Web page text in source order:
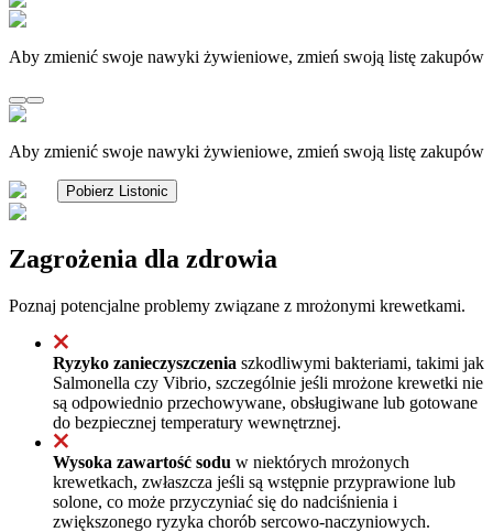
Aby zmienić swoje nawyki żywieniowe, zmień swoją listę zakupów
Aby zmienić swoje nawyki żywieniowe, zmień swoją listę zakupów
Pobierz Listonic
Zagrożenia dla zdrowia
Poznaj potencjalne problemy związane z mrożonymi krewetkami.
Ryzyko zanieczyszczenia szkodliwymi bakteriami, takimi jak
Salmonella czy Vibrio, szczególnie jeśli mrożone krewetki nie
są odpowiednio przechowywane, obsługiwane lub gotowane
do bezpiecznej temperatury wewnętrznej.
Wysoka zawartość sodu w niektórych mrożonych
krewetkach, zwłaszcza jeśli są wstępnie przyprawione lub
solone, co może przyczyniać się do nadciśnienia i
zwiększonego ryzyka chorób sercowo-naczyniowych.